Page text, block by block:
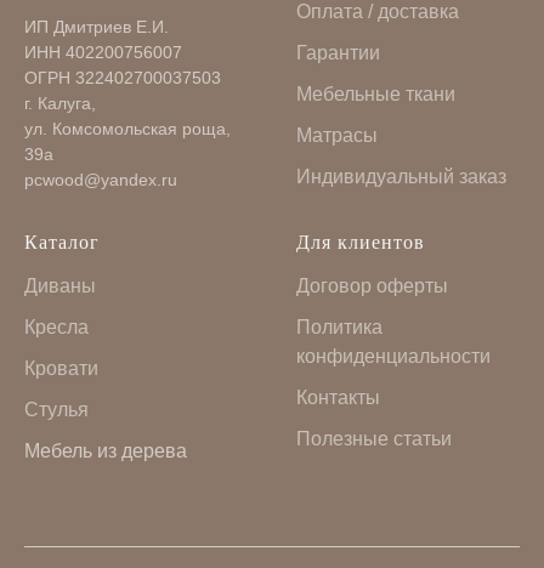
ИП Дмитриев Е.И.
ИНН 402200756007
ОГРН 322402700037503
г. Калуга,
ул. Комсомольская роща,
39а
pcwood@yandex.ru
Оплата / доставка
Гарантии
Мебельные ткани
Матрасы
Индивидуальный заказ
Каталог
Диваны
Кресла
Кровати
Стулья
Мебель из дерева
Для клиентов
Договор оферты
Политика
конфиденциальности
Контакты
Полезные статьи